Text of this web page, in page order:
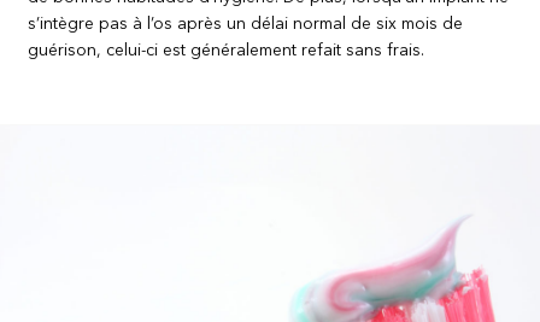
s’intègre pas à l’os après un délai normal de six mois de
guérison, celui-ci est généralement refait sans frais.